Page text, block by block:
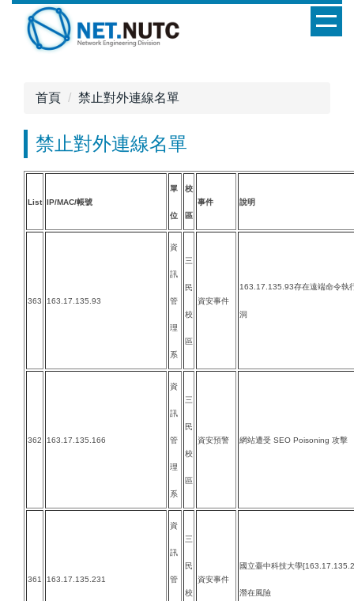
首頁 禁止對外連線名單
禁止對外連線名單
List IP/MAC/帳號
單
位
校
區
事件 說明
363 163.17.135.93
資
訊
管
理
系
三
民
校
區
資安事件
163.17.135.93存在遠端命令執
洞
362 163.17.135.166
資
訊
管
理
系
三
民
校
區
資安預警 網站遭受 SEO Poisoning 攻擊
361 163.17.135.231
資
訊
管
三
民
校
資安事件
國立臺中科技大學
潛在風險